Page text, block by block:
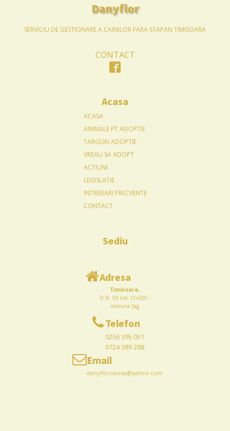
Danyflor
SERVICIU DE GESTIONARE A CAINILOR FARA STAPAN TIMISOARA
CONTACT
Acasa
ACASA
ANIMALE PT ADOPTIE
TARGURI ADOPTIE
VREAU SA ADOPT
ACTIUNI
LEGISLATIE
INTREBARI FRECVENTE
CONTACT
Sediu
Adresa
Timisoara,
D.N. 59 km 12+200 ,
comuna Șag
Telefon
0256 395 051
0724 389 288
Email
danyflorcanisa@yahoo.com